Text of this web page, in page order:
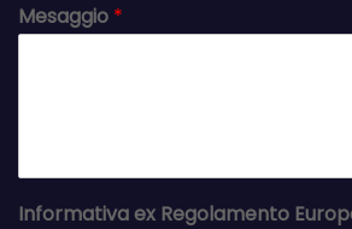
Mesaggio *
Informativa ex Regolamento